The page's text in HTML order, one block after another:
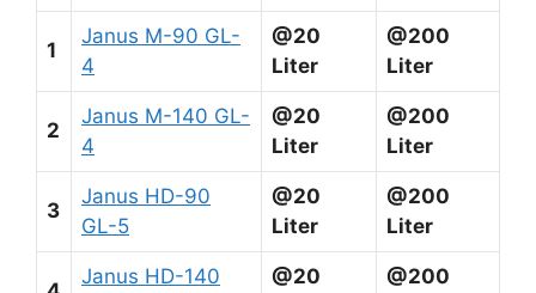
1
Janus M-90 GL-
4
@20
Liter
@200
Liter
2
Janus M-140 GL-
4
@20
Liter
@200
Liter
3
Janus HD-90
GL-5
@20
Liter
@200
Liter
Janus HD-140
@20
@200